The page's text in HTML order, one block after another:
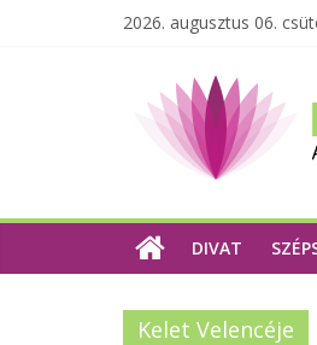
2026. augusztus 06.
DIVAT
Kelet Velencéje